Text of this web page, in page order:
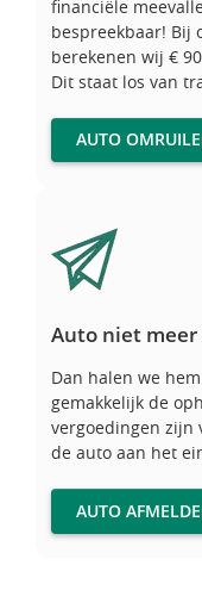
financiële
bespreekbaar! Bij
berekenen wij €
Dit staat los van
AUTO
Auto niet meer
Dan halen we
gemakkelijk de
vergoedingen zijn
de auto aan het
AUTO